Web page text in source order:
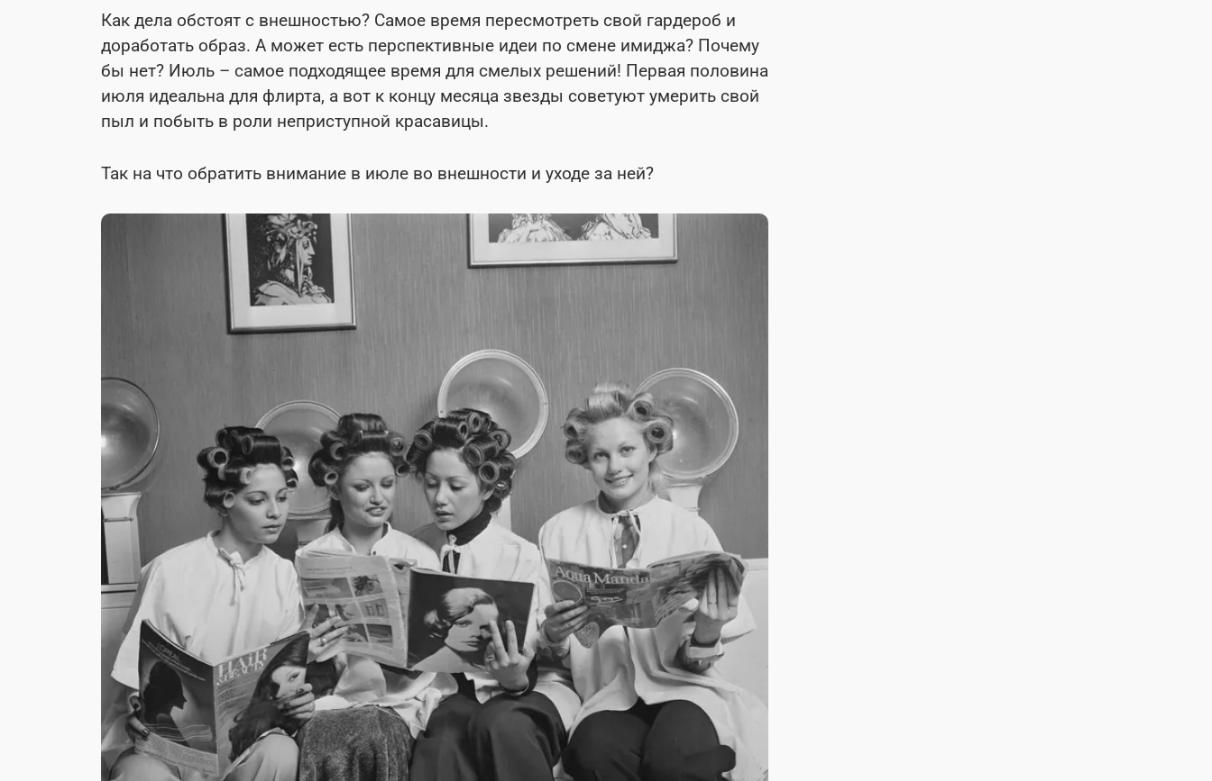
Как дела обстоят с внешностью? Самое время пересмотреть свой гардероб и
доработать образ. А может есть перспективные идеи по смене имиджа? Почему
бы нет? Июль – самое подходящее время для смелых решений! Первая половина
июля идеальна для флирта, а вот к концу месяца звезды советуют умерить свой
пыл и побыть в роли неприступной красавицы.
Так на что обратить внимание в июле во внешности и уходе за ней?